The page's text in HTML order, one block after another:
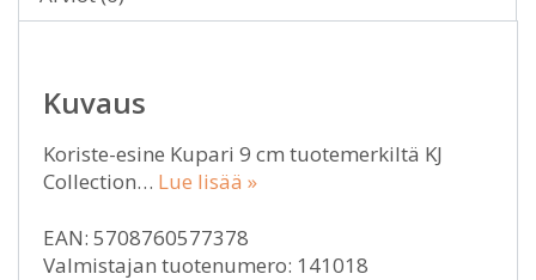
Kuvaus
Koriste-esine Kupari 9 cm tuotemerkiltä KJ
Collection… Lue lisää »
EAN: 5708760577378
Valmistajan tuotenumero: 141018